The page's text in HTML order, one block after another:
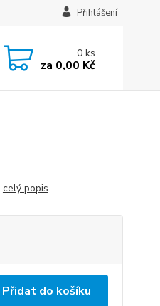
Přihlášení
0ks
za 0,00 Kč
celý popis
Přidat do košíku